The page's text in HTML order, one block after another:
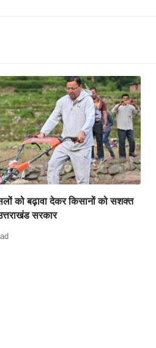
को बढ़ावा देकर किसानों को सशक्त
सरकार